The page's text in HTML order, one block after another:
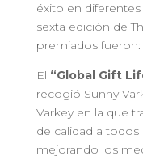
éxito en
sexta edición de
premiados fueron:
El “Global Gift
recogió Sunny
Varkey en la que
de calidad a
mejorando los